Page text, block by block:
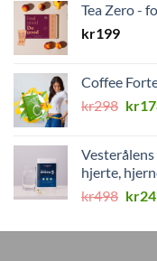
Tea Zero -
kr199
Coffee
kr298 kr
hjerte,
kr498
var:
kr